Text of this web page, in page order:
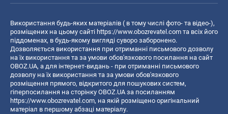
Використання будь-яких матеріалів ( в тому числі фото- та відео-),
розміщених на цьому сайті https://www.obozrevatel.com та всіх його
піддоменах, в будь-якому вигляді суворо заборонено.
Дозволяється використання при отриманні письмового дозволу
на їх використання та за умови обов'язкового посилання на сайт
OBOZ.UA, а для інтернет-видань - при отриманні письмового
дозволу на їх використання та за умови обов'язкового
розміщення прямого, відкритого для пошукових систем,
гіперпосилання на сторінку OBOZ.UA за посиланням
https://www.obozrevatel.com, на якій розміщено оригінальний
матеріал в першому абзаці матеріалу.